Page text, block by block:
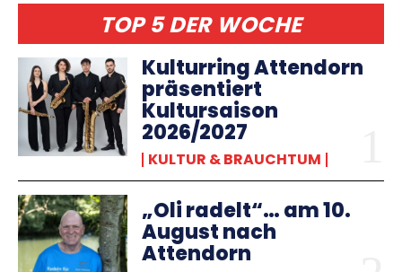
TOP 5 DER WOCHE
Kulturring Attendorn
präsentiert
Kultursaison
2026/2027
KULTUR & BRAUCHTUM
„Oli radelt“… am 10.
August nach
Attendorn